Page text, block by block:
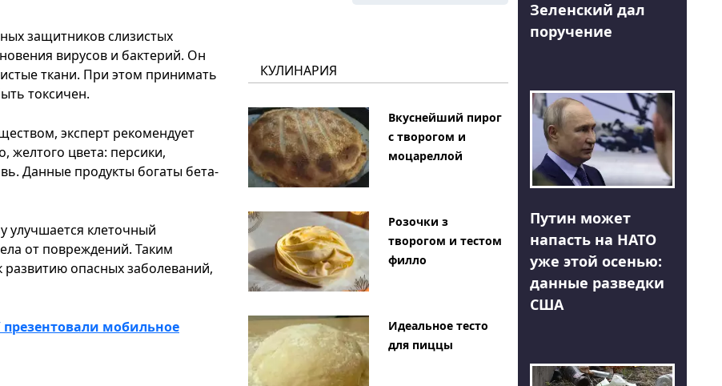
защитников слизистых
вирусов и бактерий. Он
ткани. При этом принимать
токсичен.
эксперт рекомендует
желтого цвета: персики,
Данные продукты богаты бета-
улучшается клеточный
от повреждений. Таким
развитию опасных заболеваний,
мобильное
КУЛИНАРИЯ
Вкуснейший пирог
с творогом и
моцареллой
Розочки з
творогом и тестом
филло
Идеальное тесто
для пиццы
Зеленский дал
поручение
Путин может
напасть на НАТО
уже этой осенью:
данные разведки
США